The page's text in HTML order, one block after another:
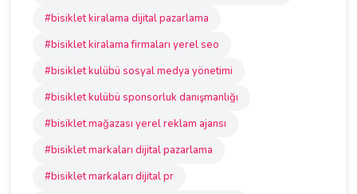
#bisiklet kiralama dijital pazarlama
#bisiklet kiralama firmaları yerel seo
#bisiklet kulübü sosyal medya yönetimi
#bisiklet kulübü sponsorluk danışmanlığı
#bisiklet mağazası yerel reklam ajansı
#bisiklet markaları dijital pazarlama
#bisiklet markaları dijital pr